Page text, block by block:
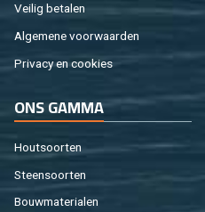
Vei­lig be­ta­len
Al­ge­me­ne voor­waar­den
Pri­va­cy en coo­kies
ONS GAMMA
Hout­soor­ten
Steen­soor­ten
Bouw­ma­te­ri­a­len